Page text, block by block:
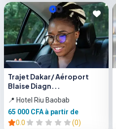
Trajet Dakar/ Aéroport
Blaise Diagn...
📍 Hotel Riu Baobab
65 000 CFAà partir de
0.0
(0)